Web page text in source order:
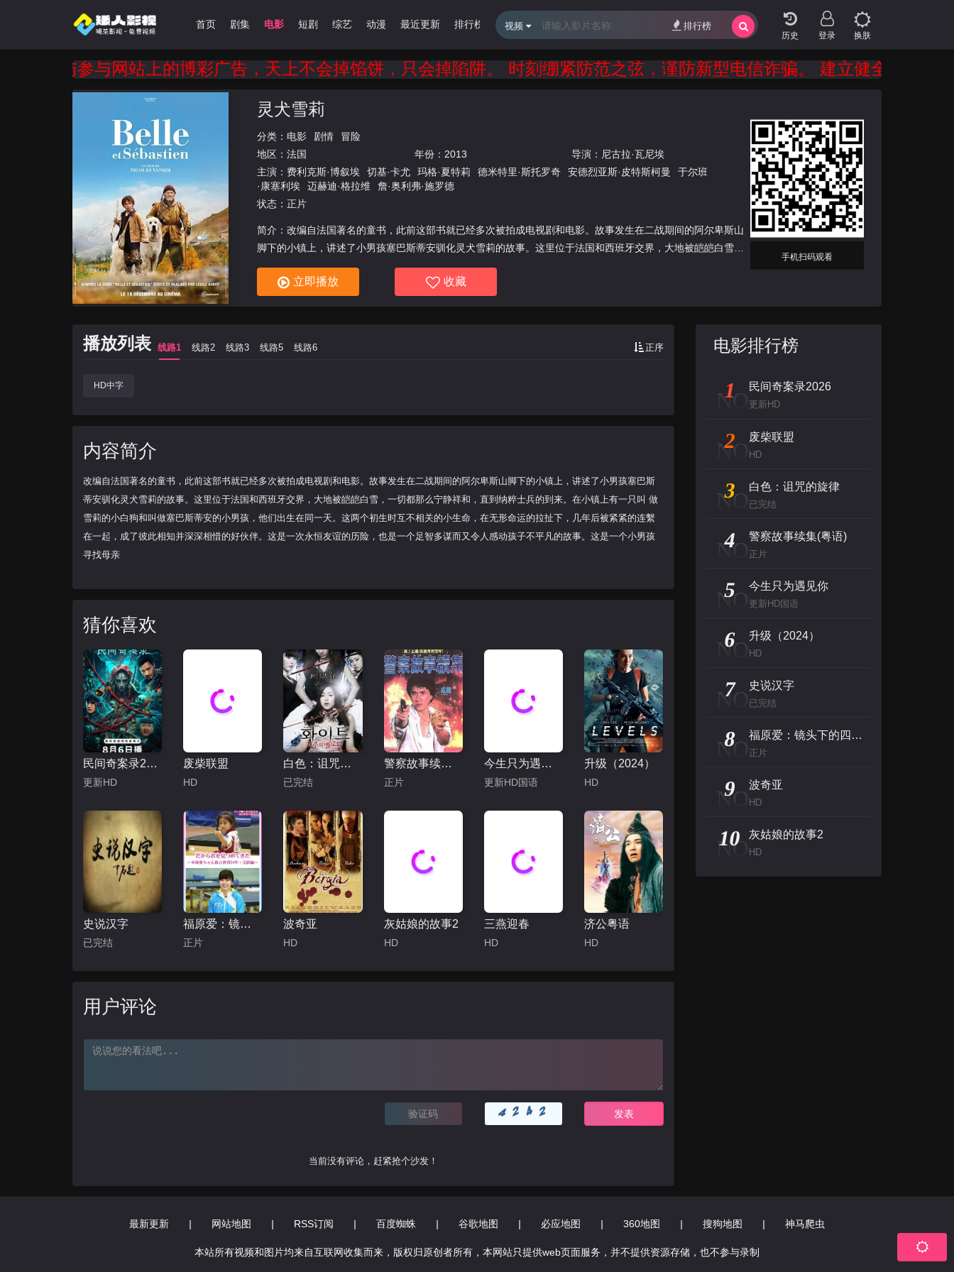
首页 剧集 电影 短剧 综艺 动漫 最近更新 排行榜 留言报错
登录 换肤
视频 排行榜
信与参与网站上的博彩广告，天上不会掉馅饼，只会掉陷阱。 时刻绷紧防范之弦，谨防新型电信诈骗。 建立健全打击、
灵犬雪莉
分类： 电影 剧情
冒险
地区： 法国 年份： 2013 导演： 尼古拉·瓦尼埃
主演： 费利克斯·博叙埃 切基·卡尤 玛格·夏特莉 德米特里·斯托罗奇 安德烈亚斯·皮特斯柯曼
于尔班
·康塞利埃
迈赫迪·格拉维
詹·奥利弗·施罗德
状态：正片
简介：改编自法国著名的童书，此前这部书就已经多次被拍成电视剧和电影。故事发生在二战期间的阿尔卑斯山
脚下的小镇上，讲述了小男孩塞巴斯蒂安驯化灵犬雪莉的故事。这里位于法国和西班牙交界，大地被皑皑白雪，
一切都那么宁静祥和，直到纳粹士兵的到来。在小镇上有一只叫 做雪莉的小白狗和叫做塞巴斯蒂安的小男孩，他
们出生在同一天。这两个初生时互不相关的小生命，在无形命运的拉扯下，几年后被紧紧的连繫在一起，成了彼
立即播放 收藏
手机扫码观看
播放列表 线路1 线路2 线路3 线路5 线路6 正序
HD中字
内容简介
改编自法国著名的童书，此前这部书就已经多次被拍成电视剧和电影。故事发生在二战期间的阿尔卑斯山脚下的小镇上，讲述了小男孩塞巴斯
蒂安驯化灵犬雪莉的故事。这里位于法国和西班牙交界，大地被皑皑白雪，一切都那么宁静祥和，直到纳粹士兵的到来。在小镇上有一只叫 做
雪莉的小白狗和叫做塞巴斯蒂安的小男孩，他们出生在同一天。这两个初生时互不相关的小生命，在无形命运的拉扯下，几年后被紧紧的连繫
在一起，成了彼此相知并深深相惜的好伙伴。这是一次永恒友谊的历险，也是一个足智多谋而又令人感动孩子不平凡的故事。这是一个小男孩
寻找母亲
猜你喜欢
民间奇案录2026
更新HD
废柴联盟
HD
白色：诅咒的旋律
已完结
警察故事续集(粤语)
正片
今生只为遇见你
更新HD国语
升级（2024）
HD
史说汉字
已完结
福原爱：镜头下的四分之一个世纪
正片
波奇亚
HD
灰姑娘的故事2
HD
三燕迎春
HD
济公粤语
HD
用户评论
当前没有评论，赶紧抢个沙发！
电影排行榜
NO
1 民间奇案录2026
更新HD
NO
2 废柴联盟
HD
NO
3 白色：诅咒的旋律
已完结
NO
4 警察故事续集(粤语)
正片
NO
5 今生只为遇见你
更新HD国语
NO
6 升级（2024）
HD
NO
7 史说汉字
已完结
NO
8 福原爱：镜头下的四分之一个世纪
正片
NO
9 波奇亚
HD
NO
10 灰姑娘的故事2
HD
最新更新 | 网站地图 | RSS订阅 | 百度蜘蛛 | 谷歌地图 | 必应地图 | 360地图 | 搜狗地图 | 神马爬虫
本站所有视频和图片均来自互联网收集而来，版权归原创者所有，本网站只提供web页面服务，并不提供资源存储，也不参与录制